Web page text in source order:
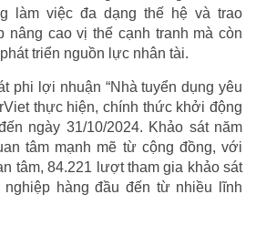
làm việc đa dạng thế hệ và trao
nâng cao vị thế cạnh tranh mà còn
triển nguồn lực nhân tài.
phi lợi nhuận “Nhà tuyển dụng yêu
thực hiện, chính thức khởi động
ngày 31/10/2024. Khảo sát năm
tâm mạnh mẽ từ cộng đồng, với
tâm, 84.221 lượt tham gia khảo sát
hàng đầu đến từ nhiều lĩnh